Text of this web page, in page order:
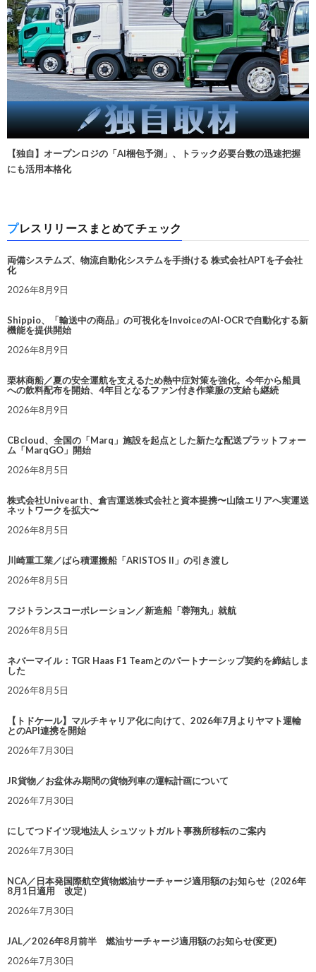
【独自】オープンロジの「AI梱包予測」、トラック必要台数の迅速把握
にも活用本格化
プレスリリースまとめてチェック
両備システムズ、物流自動化システムを手掛ける 株式会社APTを子会社
化
2026年8月9日
Shippio、「輸送中の商品」の可視化をInvoiceのAI-OCRで自動化する新
機能を提供開始
2026年8月9日
栗林商船／夏の安全運航を支えるため熱中症対策を強化。今年から船員
への飲料配布を開始、4年目となるファン付き作業服の支給も継続
2026年8月9日
CBcloud、全国の「Marq」施設を起点とした新たな配送プラットフォー
ム「MarqGO」開始
2026年8月5日
株式会社Univearth、倉吉運送株式会社と資本提携〜山陰エリアへ実運送
ネットワークを拡大〜
2026年8月5日
川崎重工業／ばら積運搬船「ARISTOS II」の引き渡し
2026年8月5日
フジトランスコーポレーション／新造船「蓉翔丸」就航
2026年8月5日
ネバーマイル：TGR Haas F1 Teamとのパートナーシップ契約を締結しま
した
2026年8月5日
【トドケール】マルチキャリア化に向けて、2026年7月よりヤマト運輸
とのAPI連携を開始
2026年7月30日
JR貨物／お盆休み期間の貨物列車の運転計画について
2026年7月30日
にしてつドイツ現地法人 シュツットガルト事務所移転のご案内
2026年7月30日
NCA／日本発国際航空貨物燃油サーチャージ適用額のお知らせ（2026年
8月1日適用 改定）
2026年7月30日
JAL／2026年8月前半 燃油サーチャージ適用額のお知らせ(変更)
2026年7月30日